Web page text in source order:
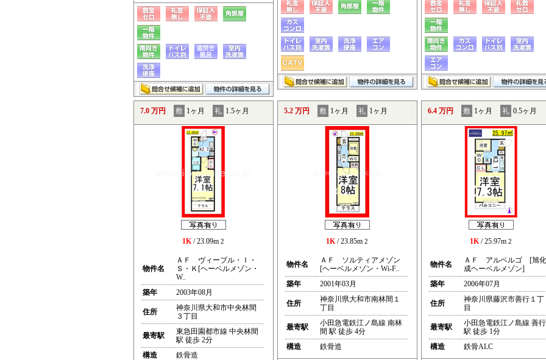
7.0 万円 敷 1ヶ月 礼 1.5ヶ月
1K/ 23.09m 2
物件名
ＡＦ ヴィーブル・Ｉ・
Ｓ・Ｋ[ヘーベルメゾン・
W..
築年
2003年08月
住所
神奈川県大和市中央林間
３丁目
最寄駅
東急田園都市線 中央林間
駅 徒歩 2分
構造
鉄骨造
5.2 万円 敷 1ヶ月 礼 1ヶ月
1K/ 23.85m 2
物件名
ＡＦ ソルティアメゾン
[ヘーベルメゾン・Wi-F..
築年
2001年03月
住所
神奈川県大和市南林間１
丁目
最寄駅
小田急電鉄江ノ島線 南林
間 駅 徒歩 4分
構造
鉄骨造
6.4 万円 敷 1ヶ月 礼 0.5ヶ月
1K/ 25.97m 2
物件名
ＡＦ アルベルゴ [旭化
成ヘーベルメゾン]
築年
2006年07月
住所
神奈川県藤沢市善行１丁
目
最寄駅
小田急電鉄江ノ島線 善行
駅 徒歩 1分
構造
鉄骨ALC